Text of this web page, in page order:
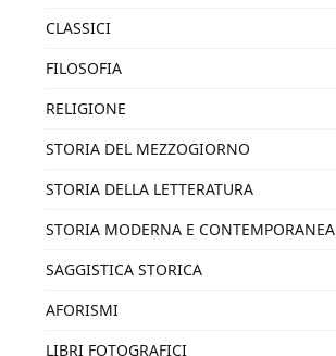
CLASSICI
FILOSOFIA
RELIGIONE
STORIA DEL MEZZOGIORNO
STORIA DELLA LETTERATURA
STORIA MODERNA E CONTEMPORANEA
SAGGISTICA STORICA
AFORISMI
LIBRI FOTOGRAFICI